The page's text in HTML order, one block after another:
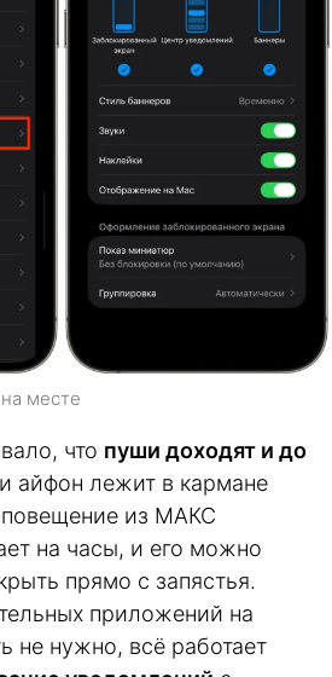
месте
что пуши доходят и до
айфон лежит в кармане
из МАКС
на часы, и его можно
прямо с запястья.
приложений на
не нужно, всё работает